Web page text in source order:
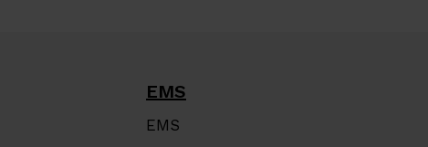
EMS
EMS